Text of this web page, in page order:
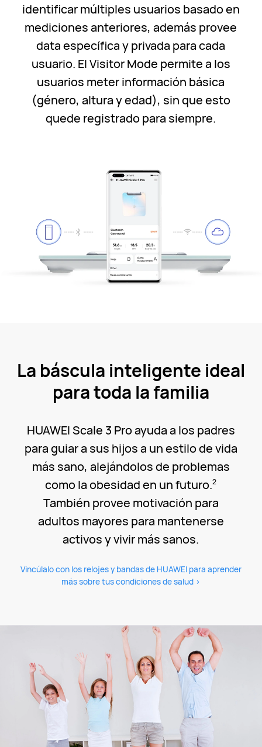
identificar múltiples usuarios basado en
mediciones anteriores, además provee
data específica y privada para cada
usuario. El Visitor Mode permite a los
usuarios meter información básica
(género, altura y edad), sin que esto
quede registrado para siempre.
La báscula inteligente ideal
para toda la familia
HUAWEI Scale 3 Pro ayuda a los padres
para guiar a sus hijos a un estilo de vida
más sano, alejándolos de problemas
como la obesidad en un futuro.2
También provee motivación para
adultos mayores para mantenerse
activos y vivir más sanos.
Vincúlalo con los relojes y bandas de HUAWEI para aprender
más sobre tus condiciones de salud >